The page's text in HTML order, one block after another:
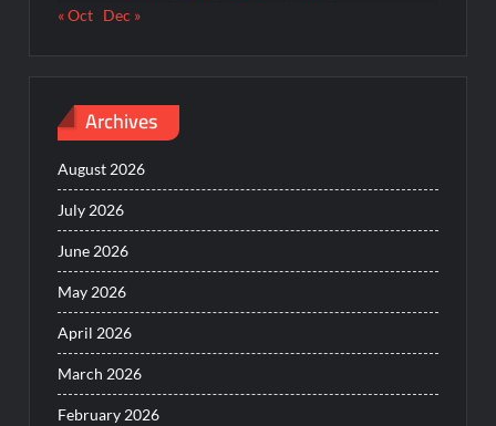
« Oct Dec »
Archives
August 2026
July 2026
June 2026
May 2026
April 2026
March 2026
February 2026